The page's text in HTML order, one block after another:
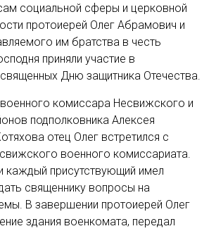
социальной сферы и церковной
протоиерей Олег Абрамович и
им братства в честь
приняли участие в
Дню защитника Отечества.
комиссара Несвижского и
подполковника Алексея
отец Олег встретился с
военного комиссариата.
каждый присутствующий имел
священнику вопросы на
В завершении протоиерей Олег
здания военкомата, передал